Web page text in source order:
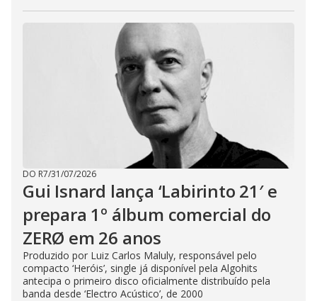
DO R7/31/07/2026
Gui Isnard lança ‘Labirinto 21′ e
prepara 1º álbum comercial do
ZERØ em 26 anos
Produzido por Luiz Carlos Maluly, responsável pelo
compacto ‘Heróis’, single já disponível pela Algohits
antecipa o primeiro disco oficialmente distribuído pela
banda desde ‘Electro Acústico’, de 2000